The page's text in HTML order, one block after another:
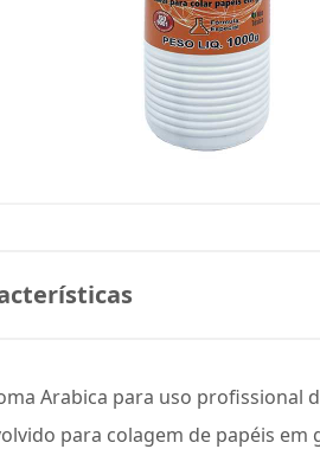
Arabica para uso profissional
para colagem de papéis